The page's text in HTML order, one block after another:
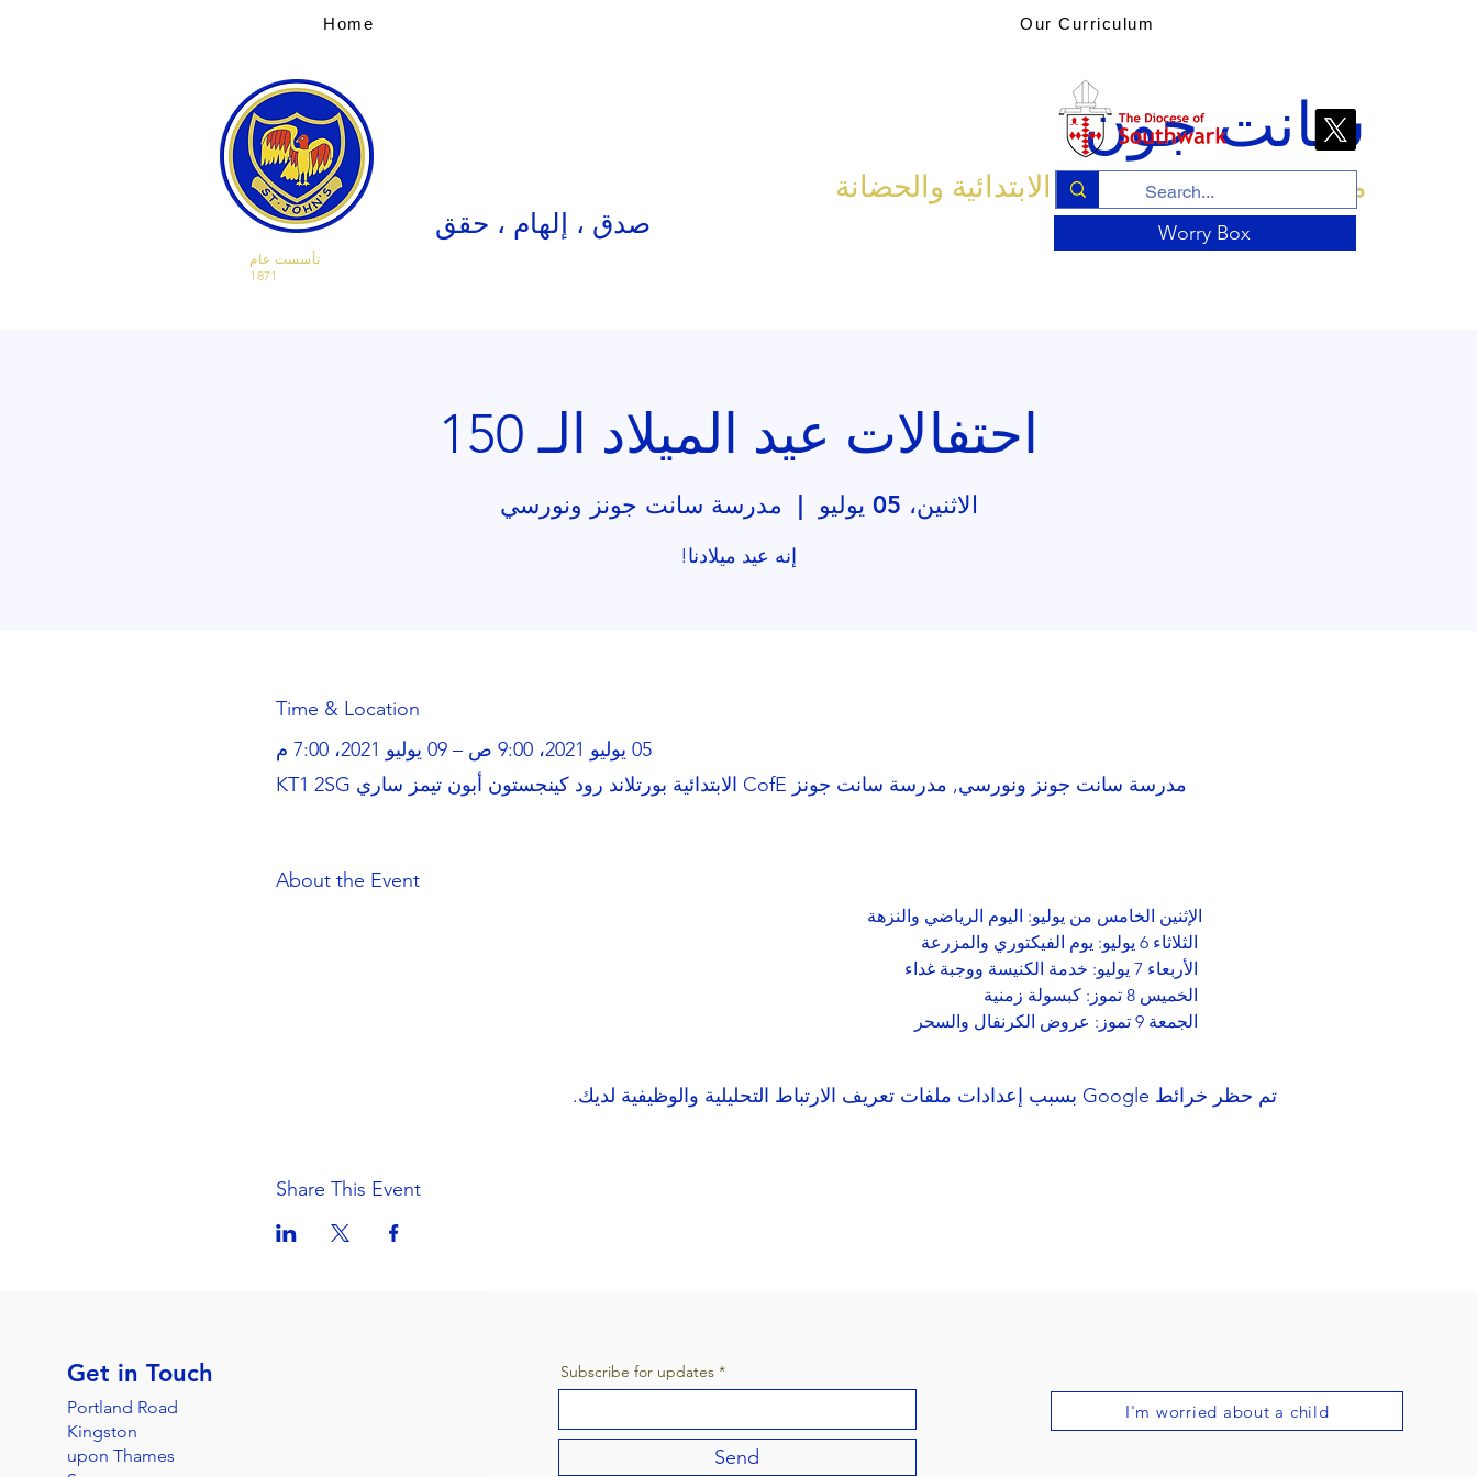
تأسست عام
1871
سانت جون
مدرسة الكنيسة الإنجليزية الابتدائية والحضانة
صدق ، إلهام ، حقق Worry Box
Home Our Curriculum
احتفالات عيد الميلاد الـ 150
الاثنين، 05 يوليو مدرسة سانت جونز ونورسي
إنه عيد ميلادنا!
Time & Location
05 يوليو 2021، 9:00 ص – 09 يوليو 2021، 7:00 م
مدرسة سانت جونز ونورسي, مدرسة سانت جونز CofE الابتدائية بورتلاند رود كينجستون أبون تيمز ساري KT1 2SG
About the Event
الإثنين الخامس من يوليو: اليوم الرياضي والنزهة
تم حظر خرائط Google بسبب إعدادات ملفات تعريف الارتباط التحليلية والوظيفية لديك.
Share This Event
Get in Touch
Portland Road
Kingston
upon Thames
Subscribe for updates
Send
I'm worried about a child